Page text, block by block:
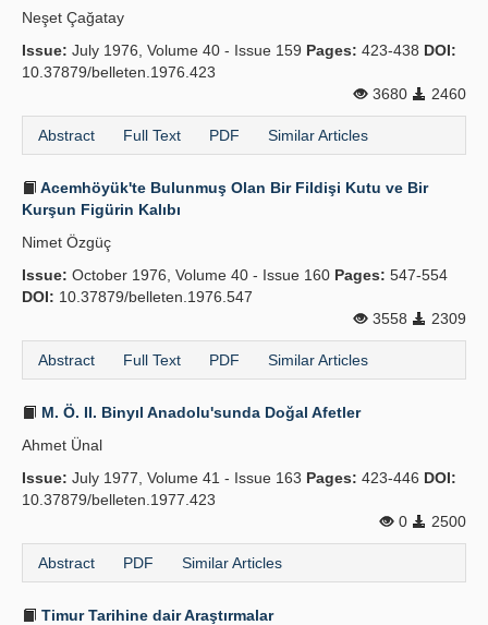
Publication Policies
Guidelines
Contact Us
Neşet Çağatay
Issue: July 1976, Volume 40 - Issue 159 Pages: 423-438 DOI:
10.37879/belleten.1976.423
3680
2460
Abstract Full Text PDF Similar Articles
Acemhöyük'te Bulunmuş Olan Bir Fildişi Kutu ve Bir
Kurşun Figürin Kalıbı
Nimet Özgüç
Issue: October 1976, Volume 40 - Issue 160 Pages: 547-554
DOI: 10.37879/belleten.1976.547
3558
2309
Abstract Full Text PDF Similar Articles
M. Ö. II. Binyıl Anadolu'sunda Doğal Afetler
Ahmet Ünal
Issue: July 1977, Volume 41 - Issue 163 Pages: 423-446 DOI:
10.37879/belleten.1977.423
0
2500
Abstract PDF Similar Articles
Timur Tarihine dair Araştırmalar